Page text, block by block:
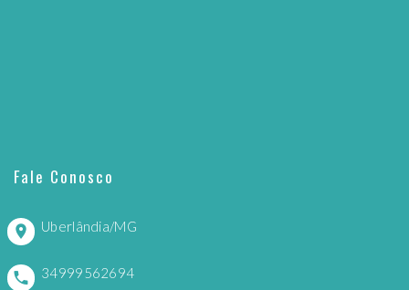
Fale Conosco
Uberlândia/MG
34999562694